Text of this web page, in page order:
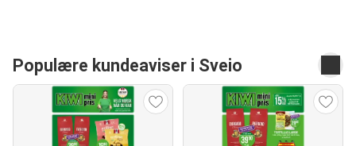
Populære kundeaviser i Sveio